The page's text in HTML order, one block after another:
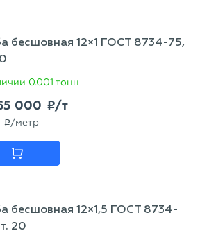
бесшовная 12×1 ГОСТ 8734-75,
0.001 тонн
000 p/т
p /метр
бесшовная 12×1,5 ГОСТ 8734-
20